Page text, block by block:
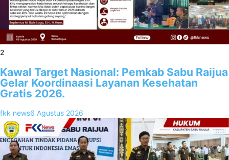
2
Kawal Target Nasional: Pemkab Sabu Raijua
Gelar Koordinaasi Layanan Kesehatan
Gratis 2026.
fkk news6 Agustus 2026